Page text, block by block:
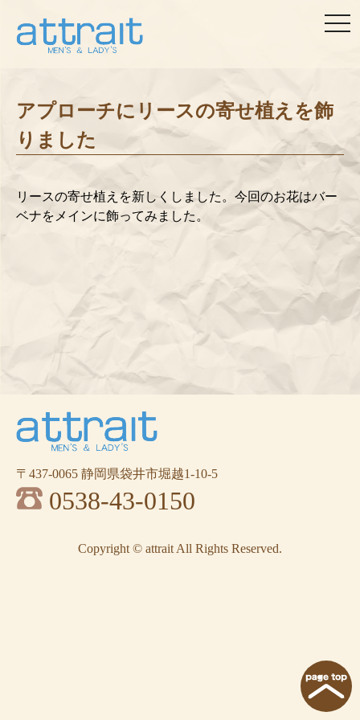
アプローチにリースの寄せ植えを飾
りました
リースの寄せ植えを新しくしました。今回のお花はバー
ベナをメインに飾ってみました。
〒437-0065 静岡県袋井市堀越1-10-5
0538-43-0150
Copyright © attrait All Rights Reserved.